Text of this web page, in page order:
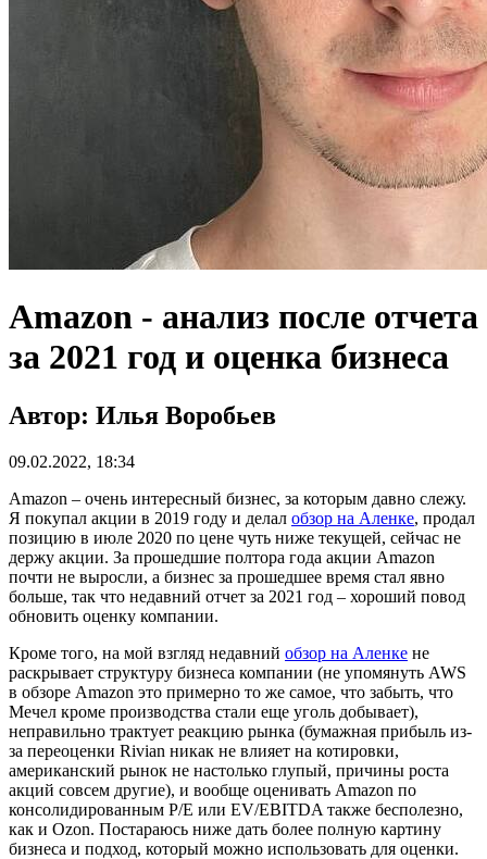
Amazon - анализ после отчета
за 2021 год и оценка бизнеса
Автор: Илья Воробьев
09.02.2022, 18:34
Amazon – очень интересный бизнес, за которым давно слежу.
Я покупал акции в 2019 году и делал обзор на Аленке, продал
позицию в июле 2020 по цене чуть ниже текущей, сейчас не
держу акции. За прошедшие полтора года акции Amazon
почти не выросли, а бизнес за прошедшее время стал явно
больше, так что недавний отчет за 2021 год – хороший повод
обновить оценку компании.
Кроме того, на мой взгляд недавний обзор на Аленке не
раскрывает структуру бизнеса компании (не упомянуть AWS
в обзоре Amazon это примерно то же самое, что забыть, что
Мечел кроме производства стали еще уголь добывает),
неправильно трактует реакцию рынка (бумажная прибыль из-
за переоценки Rivian никак не влияет на котировки,
американский рынок не настолько глупый, причины роста
акций совсем другие), и вообще оценивать Amazon по
консолидированным P/E или EV/EBITDA также бесполезно,
как и Ozon. Постараюсь ниже дать более полную картину
бизнеса и подход, который можно использовать для оценки.